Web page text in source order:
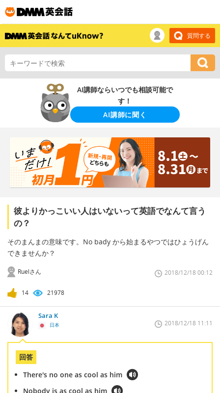
質問する
AI講師ならいつでも相談可能で
す！
AI講師に聞く
彼よりかっこいい人はいないって英語でなんて言う
の？
そのまんまの意味です。No bady から始まるやつではひょうげん
できませんか？
Ruelさん 2018/12/18 00:12
14 21978
Sara K
日本 2018/12/18 11:11
回答
There's no one as cool as him
Nobody is as cool as him